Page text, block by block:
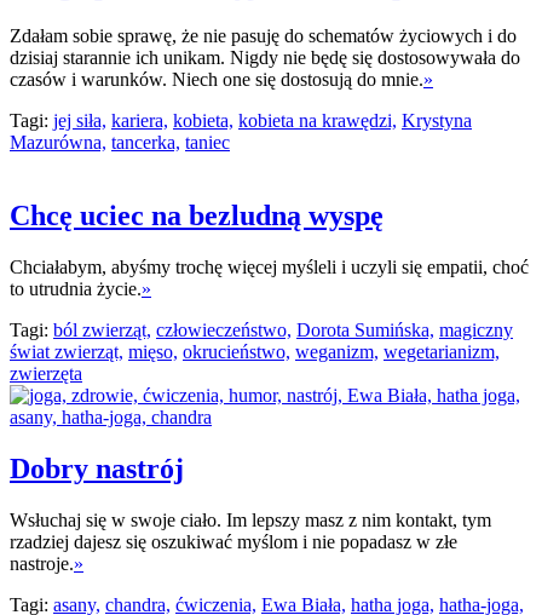
Zdałam sobie sprawę, że nie pasuję do schematów życiowych i do
dzisiaj starannie ich unikam. Nigdy nie będę się dostosowywała do
czasów i warunków. Niech one się dostosują do mnie.»
Tagi: jej siła, kariera, kobieta, kobieta na krawędzi, Krystyna
Mazurówna, tancerka, taniec
Chcę uciec na bezludną wyspę
Chciałabym, abyśmy trochę więcej myśleli i uczyli się empatii, choć
to utrudnia życie.»
Tagi: ból zwierząt, człowieczeństwo, Dorota Sumińska, magiczny
świat zwierząt, mięso, okrucieństwo, weganizm, wegetarianizm,
zwierzęta
Dobry nastrój
Wsłuchaj się w swoje ciało. Im lepszy masz z nim kontakt, tym
rzadziej dajesz się oszukiwać myślom i nie popadasz w złe
nastroje.»
Tagi: asany, chandra, ćwiczenia, Ewa Biała, hatha joga, hatha-joga,